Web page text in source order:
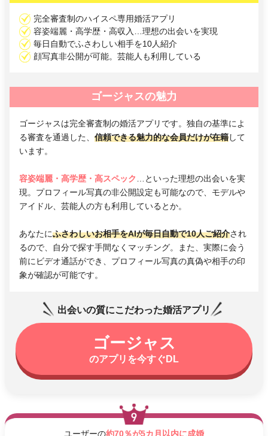
完全審査制のハイスペ専用婚活アプリ
容姿端麗・高学歴・高収入…理想の出会いを実現
毎日自動でふさわしい相手を10人紹介
顔写真非公開が可能。芸能人も利用している
ゴージャスの魅力
ゴージャスは完全審査制の婚活アプリです。独自の基準によ
る審査を通過した、 信頼できる魅力的な会員だけが在籍して
います。
容姿端麗・高学歴・高スペック
…といった理想の出会いを実
現。プロフィール写真の非公開設定も可能なので、モデルや
アイドル、芸能人の方も利用しているとか。
あなたにふさわしいお相手をAIが毎日自動で10人ご紹介され
るので、自分で探す手間なくマッチング。また、実際に会う
前にビデオ通話ができ、プロフィール写真の真偽や相手の印
象が確認が可能です。
出会いの質にこだわった婚活アプリ
ゴージャス
のアプリを今すぐDL
ユーザーの約70％が5カ月以内に成婚